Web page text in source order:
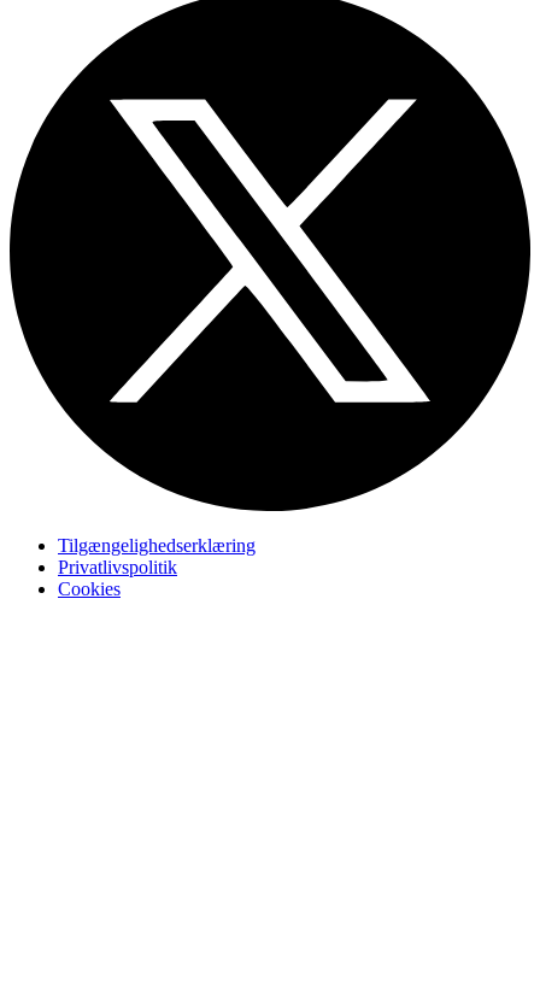
Tilgængelighedserklæring
Privatlivspolitik
Cookies